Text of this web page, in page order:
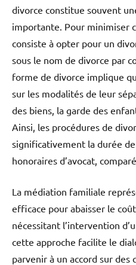
divorce constitue souvent
importante. Pour minimiser
consiste à opter pour un
sous le nom de divorce par
forme de divorce implique
sur les modalités de leur
des biens, la garde des
Ainsi, les procédures de
significativement la durée
honoraires d’avocat,
La médiation familiale
efficace pour abaisser le
nécessitant l’intervention
cette approche facilite le
parvenir à un accord sur des